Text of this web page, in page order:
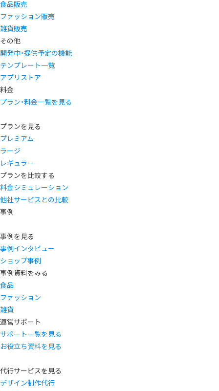
食品販売
ファッション販売
雑貨販売
その他
開発中・提供予定の機能
テンプレート一覧
アプリストア
料金
プラン・料金一覧を見る
プランを見る
プレミアム
ラージ
レギュラー
プランを比較する
料金シミュレーション
他社サービスとの比較
事例
事例を見る
事例インタビュー
ショップ事例
事例資料をみる
食品
ファッション
雑貨
運営サポート
サポート一覧を見る
お役立ち資料を見る
代行サービスを見る
デザイン制作代行